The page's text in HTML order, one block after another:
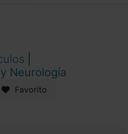
Neurología
Favorito